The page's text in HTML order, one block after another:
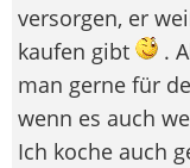
versorgen, er
kaufen gibt
.
man gerne für
wenn es auch
Ich koche auch